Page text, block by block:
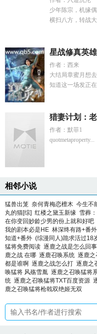
少年陈宗，机缘
横扫八方，转战
星战修真英雄
作者：西来
大结局章蜜月想
知道这一场发正
猎妻计划：
作者：默菲1
quotmetaproperty...
相邻小说
猛兽出笼 奈何青梅恋檀木 今生不
丸的猫[综] 红楼之黛玉新缘 雪葬
在你变回妙龄少男的份上就和好吧
我的剧本必是HE 林深终有路+番外
知道+番外 (综漫同人)跪求活过18
猛将免费阅读 逐鹿之战是怎么回事
鹿之战 在哪 逐鹿召唤系统 逐鹿之
都是谁啊 逐鹿之战怎么打 逐鹿之
唤猛将 风殇雪胤 逐鹿之召唤猛将
统 逐鹿之召唤猛将TXT百度资源
鹿之召唤猛将枪戟双绝姬无双